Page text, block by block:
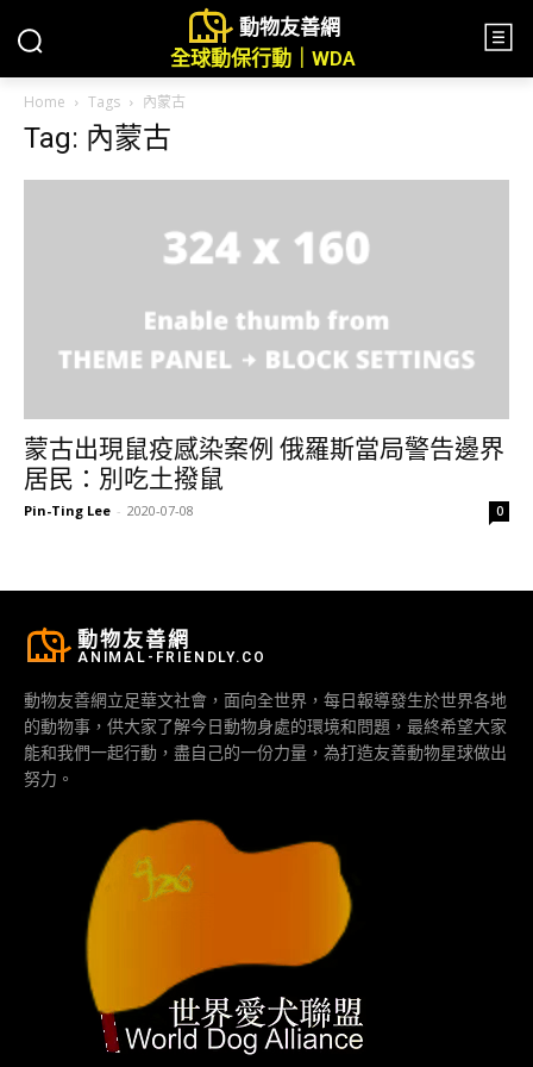
動物友善網
全球動保行動｜WDA
Home Tags 內蒙古
Tag: 內蒙古
蒙古出現鼠疫感染案例 俄羅斯當局警告邊界
居民：別吃土撥鼠
Pin-Ting Lee - 2020-07-08 0
動物友善網
ANIMAL-FRIENDLY.CO
動物友善網立足華文社會，面向全世界，每日報導發生於世界各地
的動物事，供大家了解今日動物身處的環境和問題，最終希望大家
能和我們一起行動，盡自己的一份力量，為打造友善動物星球做出
努力。